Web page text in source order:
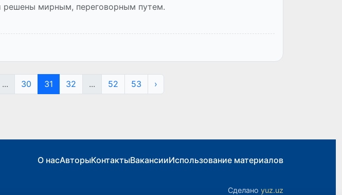
решены мирным, переговорным путем.
... 30 31 32 ... 52 53 ›
О насАвторыКонтактыВакансииИспользование материалов
Сделано yuz.uz